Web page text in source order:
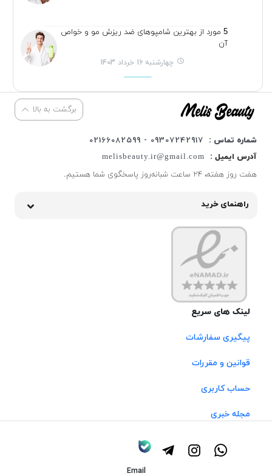
5 مورد از بهترین شامپوهای ضد ریزش مو و خواص
آن
چهارشنبه 16 خرداد 1403
برگشت به بالا
شماره تماس :
09307242917 - 02166082599
آدرس ایمیل :
melisbeauty.ir@gmail.com
هفت روز هفته، ۲۴ ساعت شبانه‌روز پاسخگوی شما هستیم.
راهنمای خرید
لینک های سریع
پیگیری سفارشات
قوانین و مقررات
حساب کاربری
مجله خبری
Email